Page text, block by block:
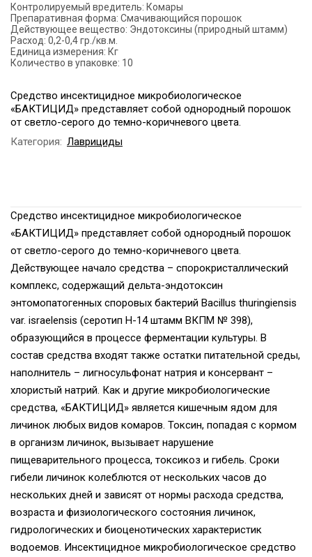
Контролируемый вредитель: Комары
Препаративная форма: Смачивающийся порошок
Действующее вещество: Эндотоксины (природный штамм)
Расход: 0,2-0,4 гр./кв.м.
Единица измерения: Кг
Количество в упаковке: 10
Средство инсектицидное микробиологическое
«БАКТИЦИД» представляет собой однородный порошок
от светло-серого до темно-коричневого цвета.
Категория: Лаврициды
Средство инсектицидное микробиологическое
«БАКТИЦИД» представляет собой однородный порошок
от светло-серого до темно-коричневого цвета.
Действующее начало средства – спорокристаллический
комплекс, содержащий дельта-эндотоксин
энтомопатогенных споровых бактерий Bacillus thuringiensis
var. israelensis (серотип H-14 штамм ВКПМ № 398),
образующийся в процессе ферментации культуры. В
состав средства входят также остатки питательной среды,
наполнитель – лигносульфонат натрия и консервант –
хлористый натрий. Как и другие микробиологические
средства, «БАКТИЦИД» является кишечным ядом для
личинок любых видов комаров. Токсин, попадая с кормом
в организм личинок, вызывает нарушение
пищеварительного процесса, токсикоз и гибель. Сроки
гибели личинок колеблются от нескольких часов до
нескольких дней и зависят от нормы расхода средства,
возраста и физиологического состояния личинок,
гидрологических и биоценотических характеристик
водоемов. Инсектицидное микробиологическое средство